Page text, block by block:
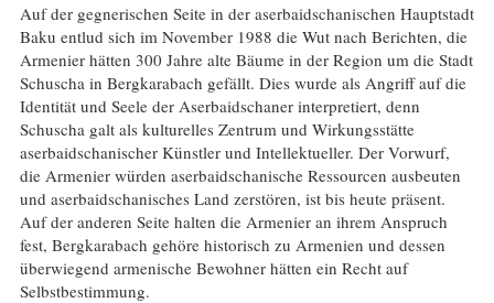
Auf der gegnerischen Seite in der aserbaidschanischen Hauptstadt
Baku entlud sich im November 1988 die Wut nach Berichten, die
Armenier hätten 300 Jahre alte Bäume in der Region um die Stadt
Schuscha in Bergkarabach gefällt. Dies wurde als Angriff auf die
Identität und Seele der Aserbaidschaner interpretiert, denn
Schuscha galt als kulturelles Zentrum und Wirkungsstätte
aserbaidschanischer Künstler und Intellektueller. Der Vorwurf,
die Armenier würden aserbaidschanische Ressourcen ausbeuten
und aserbaidschanisches Land zerstören, ist bis heute präsent.
Auf der anderen Seite halten die Armenier an ihrem Anspruch
fest, Bergkarabach gehöre historisch zu Armenien und dessen
überwiegend armenische Bewohner hätten ein Recht auf
Selbstbestimmung.